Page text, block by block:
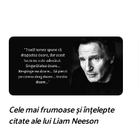
Cele mai frumoase și înțelepte
citate ale lui Liam Neeson